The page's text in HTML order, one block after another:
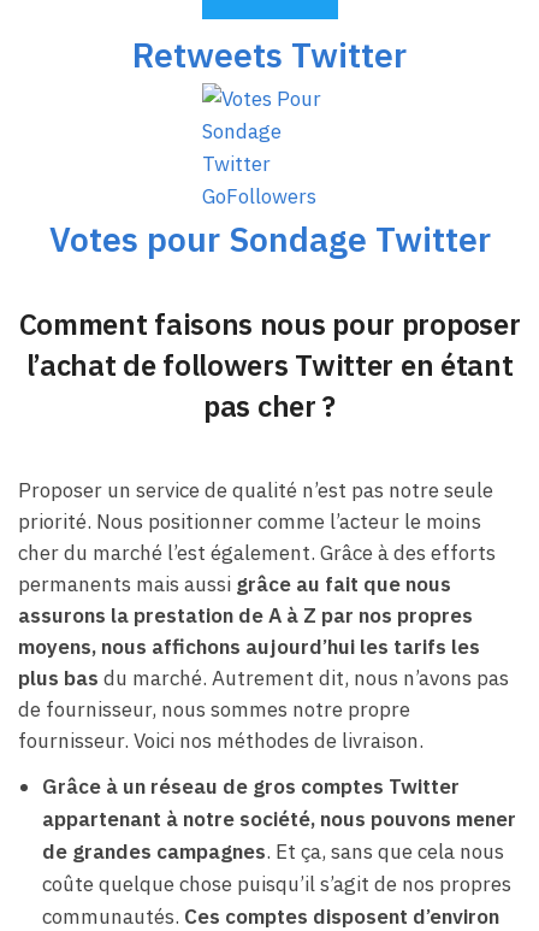
Retweets Twitter
Votes pour Sondage Twitter
Comment faisons nous pour proposer
l’achat de followers Twitter en étant
pas cher ?
Proposer un service de qualité n’est pas notre seule
priorité. Nous positionner comme l’acteur le moins
cher du marché l’est également. Grâce à des efforts
permanents mais aussi grâce au fait que nous
assurons la prestation de A à Z par nos propres
moyens, nous affichons aujourd’hui les tarifs les
plus bas du marché. Autrement dit, nous n’avons pas
de fournisseur, nous sommes notre propre
fournisseur. Voici nos méthodes de livraison.
Grâce à un réseau de gros comptes Twitter
appartenant à notre société, nous pouvons mener
de grandes campagnes. Et ça, sans que cela nous
coûte quelque chose puisqu’il s’agit de nos propres
communautés. Ces comptes disposent d’environ